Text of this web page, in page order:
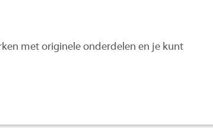
met originele onderdelen en je kunt